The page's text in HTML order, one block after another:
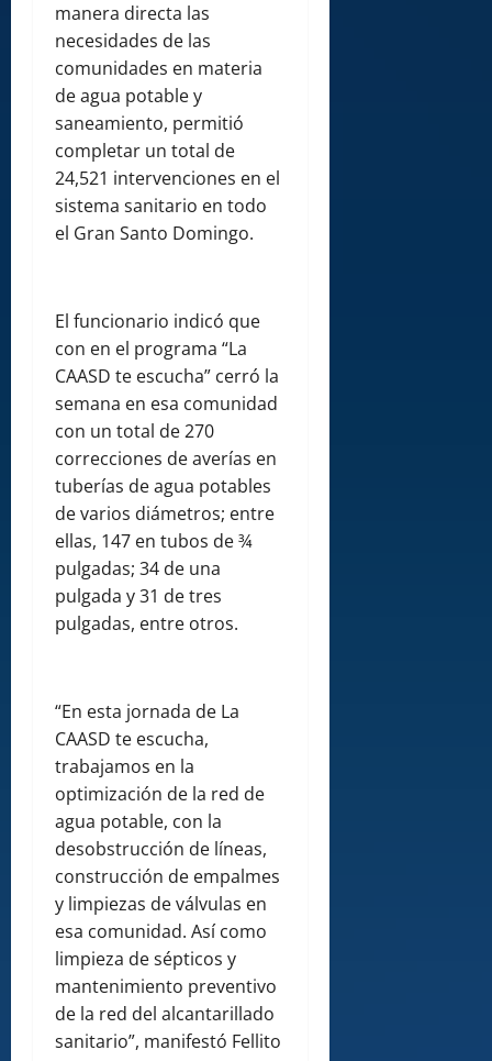
manera directa las
necesidades de las
comunidades en materia
de agua potable y
saneamiento, permitió
completar un total de
24,521 intervenciones en el
sistema sanitario en todo
el Gran Santo Domingo.
El funcionario indicó que
con en el programa “La
CAASD te escucha” cerró la
semana en esa comunidad
con un total de 270
correcciones de averías en
tuberías de agua potables
de varios diámetros; entre
ellas, 147 en tubos de ¾
pulgadas; 34 de una
pulgada y 31 de tres
pulgadas, entre otros.
“En esta jornada de La
CAASD te escucha,
trabajamos en la
optimización de la red de
agua potable, con la
desobstrucción de líneas,
construcción de empalmes
y limpiezas de válvulas en
esa comunidad. Así como
limpieza de sépticos y
mantenimiento preventivo
de la red del alcantarillado
sanitario”, manifestó Fellito